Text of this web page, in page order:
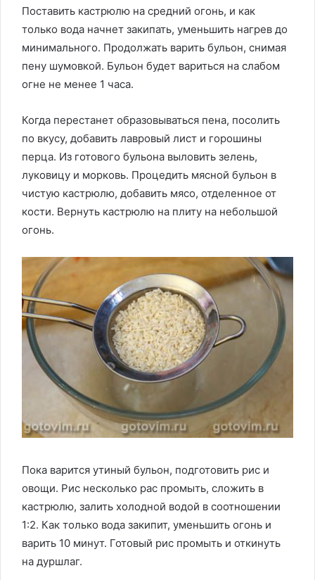
Поставить кастрюлю на средний огонь, и как
только вода начнет закипать, уменьшить нагрев до
минимального. Продолжать варить бульон, снимая
пену шумовкой. Бульон будет вариться на слабом
огне не менее 1 часа.
Когда перестанет образовываться пена, посолить
по вкусу, добавить лавровый лист и горошины
перца. Из готового бульона выловить зелень,
луковицу и морковь. Процедить мясной бульон в
чистую кастрюлю, добавить мясо, отделенное от
кости. Вернуть кастрюлю на плиту на небольшой
огонь.
Пока варится утиный бульон, подготовить рис и
овощи. Рис несколько рас промыть, сложить в
кастрюлю, залить холодной водой в соотношении
1:2. Как только вода закипит, уменьшить огонь и
варить 10 минут. Готовый рис промыть и откинуть
на дуршлаг.